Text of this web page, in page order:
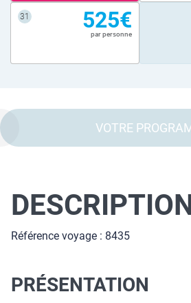
31 525€
par personne
VOTRE
Référence voyage : 8435
PRÉSENTATION